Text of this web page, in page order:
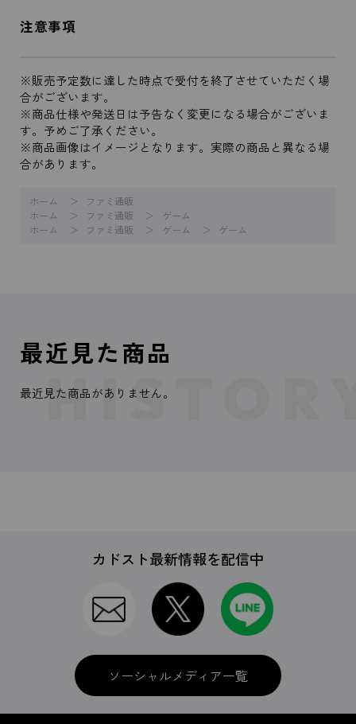
注意事項
※販売予定数に達した時点で受付を終了させていただく場
合がございます。
※商品仕様や発送日は予告なく変更になる場合がございま
す。予めご了承ください。
※商品画像はイメージとなります。実際の商品と異なる場
合があります。
ホーム
ファミ通販
ホーム
ファミ通販
ゲーム
ホーム
ファミ通販 ゲーム ゲーム
最近見た商品
最近見た商品がありません。
カドスト最新情報を配信中
ソーシャルメディア一覧